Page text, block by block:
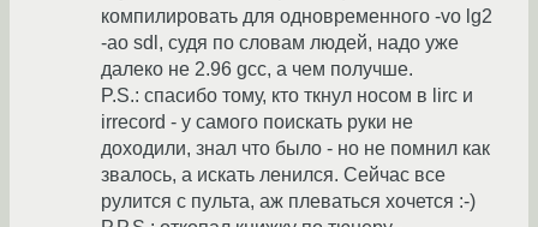
компилировать для одновременного -vo lg2
-ao sdl, судя по словам людей, надо уже
далеко не 2.96 gcc, а чем получше.
P.S.: спасибо тому, кто ткнул носом в lirc и
irrecord - у самого поискать руки не
доходили, знал что было - но не помнил как
звалось, а искать ленился. Сейчас все
рулится с пульта, аж плеваться хочется :-)